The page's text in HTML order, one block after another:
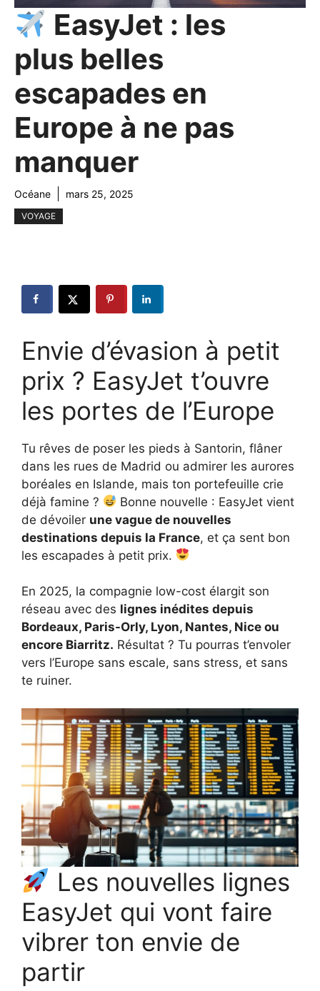
EasyJet : les
plus belles
escapades en
Europe à ne pas
manquer
Océane mars 25, 2025
VOYAGE
Envie d’évasion à petit
prix ? EasyJet t’ouvre
les portes de l’Europe
Tu rêves de poser les pieds à Santorin, flâner
dans les rues de Madrid ou admirer les aurores
boréales en Islande, mais ton portefeuille crie
déjà famine ?
Bonne nouvelle : EasyJet vient
de dévoiler une vague de nouvelles
destinations depuis la France, et ça sent bon
les escapades à petit prix.
En 2025, la compagnie low-cost élargit son
réseau avec des lignes inédites depuis
Bordeaux, Paris-Orly, Lyon, Nantes, Nice ou
encore Biarritz. Résultat ? Tu pourras t’envoler
vers l’Europe sans escale, sans stress, et sans
te ruiner.
Les nouvelles lignes
EasyJet qui vont faire
vibrer ton envie de
partir